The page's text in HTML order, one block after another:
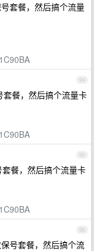
套餐，然后搞个流量
94
餐，然后搞个流量卡
95
餐，然后搞个流量卡
96
号套餐，然后搞个流